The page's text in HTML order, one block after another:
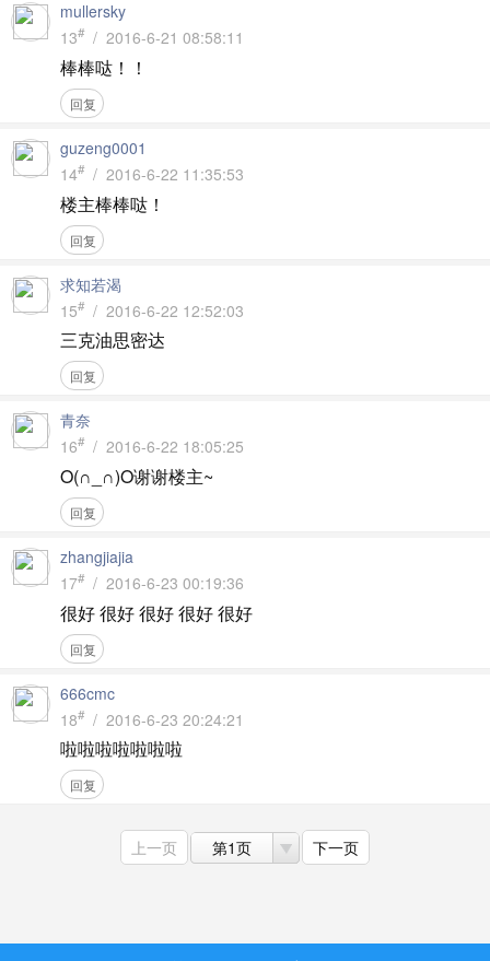
mullersky
13# / 2016-6-21 08:58:11
棒棒哒！！
回复
guzeng0001
14# / 2016-6-22 11:35:53
楼主棒棒哒！
回复
求知若渴
15# / 2016-6-22 12:52:03
三克油思密达
回复
青奈
16# / 2016-6-22 18:05:25
O(∩_∩)O谢谢楼主~
回复
zhangjiajia
17# / 2016-6-23 00:19:36
很好 很好 很好 很好 很好
回复
666cmc
18# / 2016-6-23 20:24:21
啦啦啦啦啦啦啦
回复
上一页 第1页 下一页